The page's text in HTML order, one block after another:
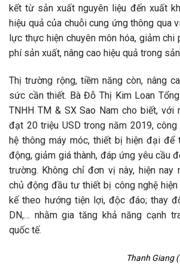
kết từ sản xuất nguyên liệu đến xuất
hiệu quả của chuỗi cung ứng thông qua
lực thực hiện chuyên môn hóa, giảm
phí sản xuất, nâng cao hiệu quả trong
Thị trường rộng, tiềm năng còn, nâng
sức cần thiết. Bà Đỗ Thị Kim Loan
TNHH TM & SX Sao Nam cho biết, với
đạt 20 triệu USD trong năm 2019,
hệ thông máy móc, thiết bị hiện đại để
động, giảm giá thành, đáp ứng yêu cầu
trường. Không chỉ đơn vị này, hiện nay
chủ động đầu tư thiết bị công nghệ
kế theo hướng tiện lợi, độc đáo; thay
DN,… nhằm gia tăng khả năng cạnh
quốc tế.
Thanh Giang